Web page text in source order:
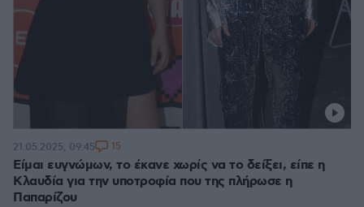
Είμαι ευγνώμων, το έκανε χωρίς να το δείξει, είπε η
Κλαυδία για την υποτροφία που της πλήρωσε η
Παπαρίζου
21.05.2025, 09:45 15